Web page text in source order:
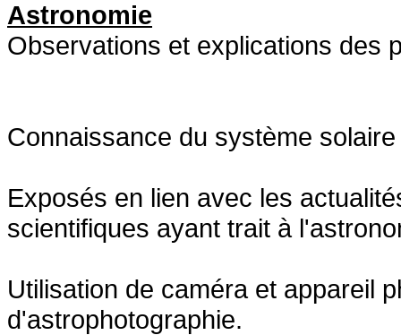
Astronomie
Observations et explications des
Connaissance du système
Exposés en lien avec les
scientifiques ayant trait à
Utilisation de caméra et appareil
d'astrophotographie.